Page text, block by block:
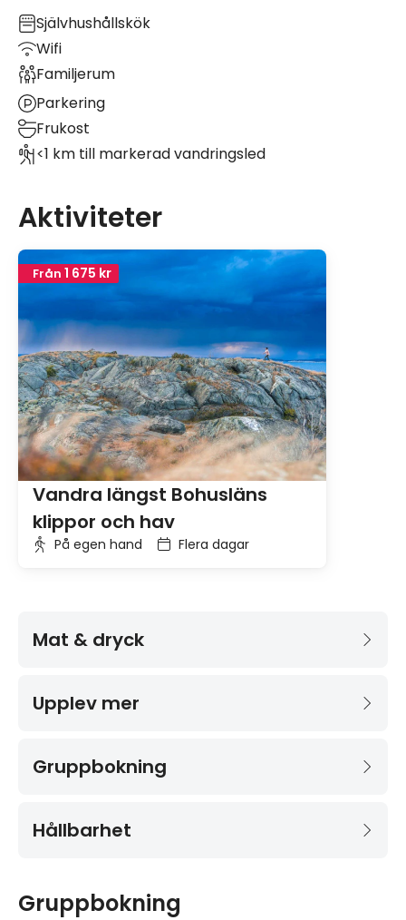
Självhushållskök
Wifi
Familjerum
Parkering
Frukost
<1 km till markerad vandringsled
Aktiviteter
Vandra längst Bohusläns
klippor och hav
På egen hand Flera dagar
Från 1 675 kr
Mat & dryck
Upplev mer
Gruppbokning
Hållbarhet
Gruppbokning